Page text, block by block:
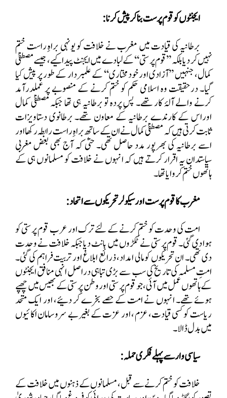
ایجنٹوں کو قوم پرست بنا کر پیش کرنا:
برطانیہ کی قیادت میں مغرب نے خلافت کو یونہی براہِ راست ختم
نہیں کر دیا بلکہ ’’قوم پرستی‘‘ کے لبادے میں ایجنٹ پیدا کیے، جیسے مصطفیٰ
کمال، جنہیں ’’آزادی اور خودمختاری‘‘ کے علمبردار کے طور پر پیش کیا
گیا۔ درحقیقت وہ اسلامی حکم کو ختم کرنے کے منصوبے پر عملدرآمد
کرنے والے آلۂ کار تھے۔ پسِ پردہ تو برطانیہ ہی تھا جبکہ مصطفیٰ کمال
اوراس کے کارندے برطانیہ کے معاون تھے۔ برطانوی دستاویزات
ثابت کرتی ہیں کہ مصطفیٰ کمال نے ان کے ساتھ براہِ راست رابطہ رکھا اور
اسے برطانیہ کی بھرپور مدد حاصل تھی۔ حتیٰ کہ آج بھی بعض مغربی
سیاستدان یہ اقرار کرتے ہیں کہ انہوں نے خلافت کو مسلمانوں ہی کے
ہاتھوں ختم کروایا تھا۔
مغرب کا قوم پرست اور سیکولر تحریکوں سے اتحاد:
امت کی وحدت کو ختم کرنے کے لئے ترک اور عرب قوم پرستی کو
ہوا دی گئی۔ قوم پرستی نے ٹکڑوں میں بانٹ دیا جبکہ خلافت نے وحدت
دی تھی۔ ان تحریکوں کو مالی امداد، ذرائع ابلاغ اور تربیت فراہم کی گئی۔
امتِ مسلمہ کی تاریخ کی سب سے بڑی تباہی دراصل انہی منافق ایجنٹوں
کے ہاتھوں عمل میں آئی، جو قوم پرستی اور وطن پرستی کے بھیس میں چھپے
ہوئے تھے۔ انہوں نے امت کے حصے بخرے کر دئیے، اور ایک متحد
ریاست کو کسی قیادت، عزم ، اورعزت کے بغیر بے سروسامان اکائیوں
میں بدل ڈالا۔
سیاسی وار سے پہلے فکری حملہ:
خلافت کو ختم کرنے سے قبل، مسلمانوں کے ذہنوں میں خلافت کے